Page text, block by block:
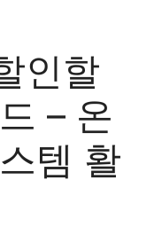
인할
– 온
템 활